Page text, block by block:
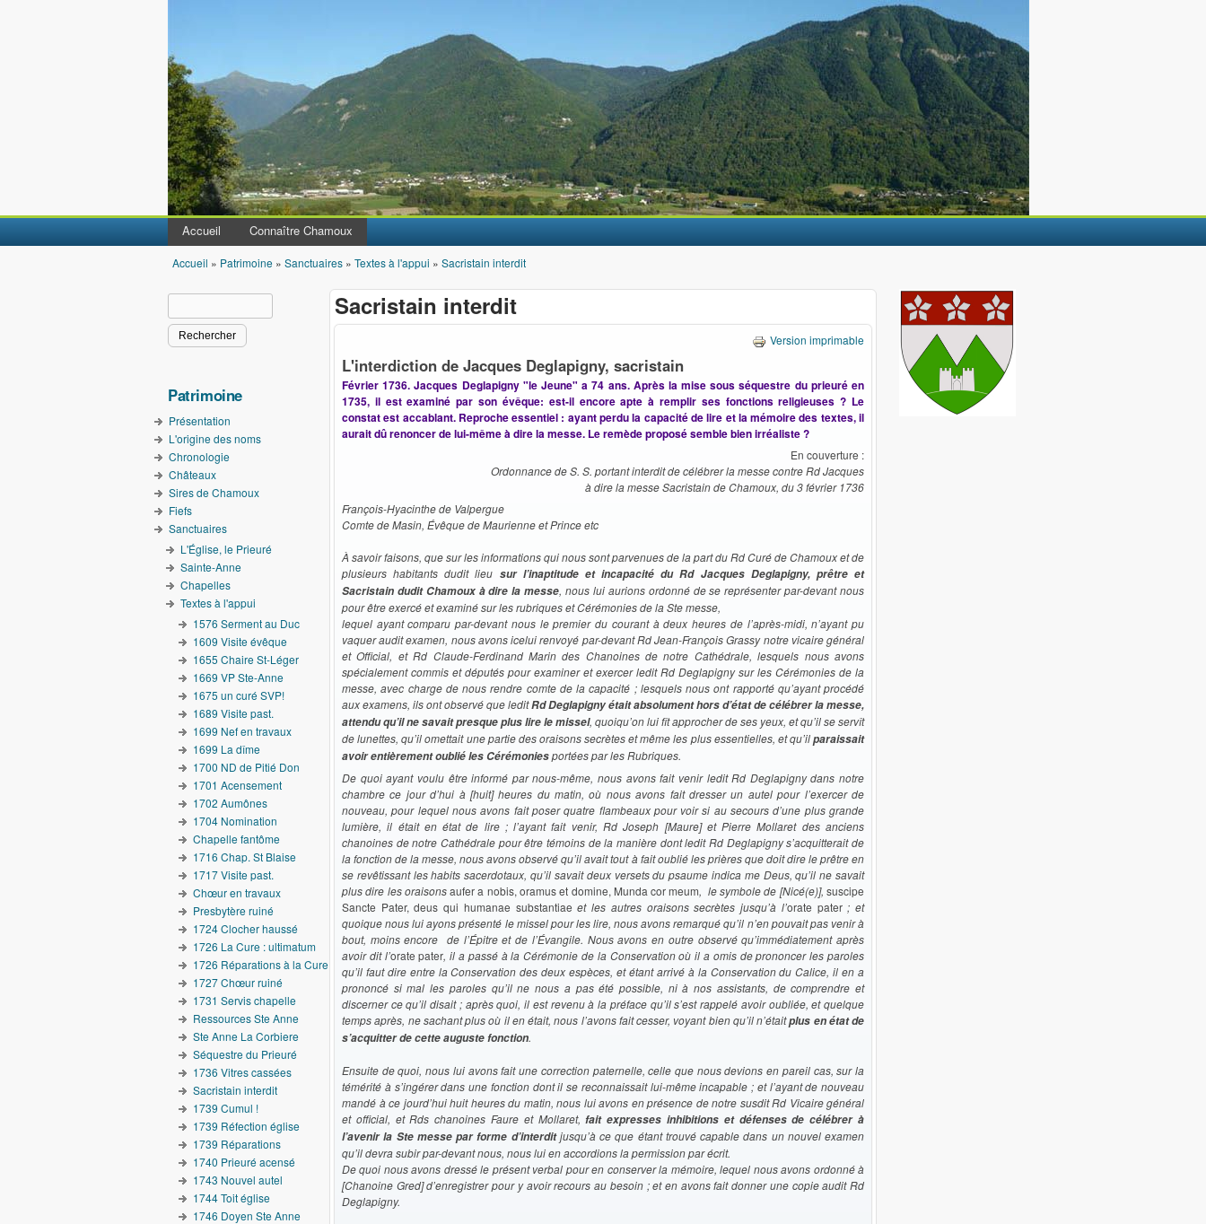
Accueil Connaître Chamoux
Vous êtes ici
Accueil » Patrimoine » Sanctuaires » Textes à l'appui » Sacristain interdit
Sacristain interdit
Version imprimable
L'interdiction de Jacques Deglapigny, sacristain
Février 1736.Jacques Deglapigny "le Jeune" a 74 ans. Après la mise sous séquestre du prieuré en
1735, il est examiné par son évêque: est-il encore apte à remplir ses fonctions religieuses ? Le
constat est accablant. Reproche essentiel : ayant perdu la capacité de lire et la mémoire des textes, il
aurait dû renoncer de lui-même à dire la messe. Le remède proposé semble bien irréaliste ?
En couverture :
Ordonnance de S. S. portant interdit de célébrer la messe contre Rd Jacques
à dire la messe Sacristain de Chamoux, du 3 février 1736
François-Hyacinthe de Valpergue
Comte de Masin, Évêque de Maurienne et Prince etc
À savoir faisons, que sur les informations qui nous sont parvenues de la part du Rd Curé de Chamoux et de
plusieurs habitants dudit lieu sur l’inaptitude et incapacité du Rd Jacques Deglapigny, prêtre et
Sacristain dudit Chamoux à dire la messe, nous lui aurions ordonné de se représenter par-devant nous
pour être exercé et examiné sur les rubriques et Cérémonies de la Ste messe,
lequel ayant comparu par-devant nous le premier du courant à deux heures de l’après-midi, n’ayant pu
vaquer audit examen, nous avons icelui renvoyé par-devant Rd Jean-François Grassy notre vicaire général
et Official, et Rd Claude-Ferdinand Marin des Chanoines de notre Cathédrale, lesquels nous avons
spécialement commis et députés pour examiner et exercer ledit Rd Deglapigny sur les Cérémonies de la
messe, avec charge de nous rendre comte de la capacité ; lesquels nous ont rapporté qu’ayant procédé
aux examens, ils ont observé que leditRd Deglapigny était absolument hors d’état de célébrer la messe,
attendu qu’il ne savait presque plus lire le missel, quoiqu’on lui fît approcher de ses yeux, et qu’il se servît
de lunettes, qu’il omettait une partie des oraisons secrètes et même les plus essentielles, et qu’ilparaissait
avoir entièrement oublié les Cérémoniesportées par les Rubriques.
De quoi ayant voulu être informé par nous-même, nous avons fait venir ledit Rd Deglapigny dans notre
chambre ce jour d’hui à [huit] heures du matin, où nous avons fait dresser un autel pour l’exercer de
nouveau, pour lequel nous avons fait poser quatre flambeaux pour voir si au secours d’une plus grande
lumière, il était en état de lire ; l’ayant fait venir, Rd Joseph [Maure] et Pierre Mollaret des anciens
chanoines de notre Cathédrale pour être témoins de la manière dont ledit Rd Deglapigny s’acquitterait de
la fonction de la messe, nous avons observé qu’il avait tout à fait oublié les prières que doit dire le prêtre en
se revêtissant les habits sacerdotaux, qu’il savait deux versets du psaume indica me Deus, qu’il ne savait
plus dire les oraisonsaufer a nobis, oramus et domine, Munda cor meum, le symbole de [Nicé(e)],suscipe
Sancte Pater, deus qui humanae substantiae et les autres oraisons secrètes jusqu’à l’orate pater; et
quoique nous lui ayons présenté le missel pour les lire, nous avons remarqué qu’il n’en pouvait pas venir à
bout, moins encore de l’Épitre et de l’Évangile. Nous avons en outre observé qu’immédiatement après
avoir dit l’orate pater, il a passé à la Cérémonie de la Conservation où il a omis de prononcer les paroles
qu’il faut dire entre la Conservation des deux espèces, et étant arrivé à la Conservation du Calice, il en a
prononcé si mal les paroles qu’il ne nous a pas été possible, ni à nos assistants, de comprendre et
discerner ce qu’il disait ; après quoi, il est revenu à la préface qu’il s’est rappelé avoir oubliée, et quelque
temps après, ne sachant plus où il en était, nous l’avons fait cesser, voyant bien qu’il n’étaitplus en état de
s’acquitter de cette auguste fonction.
Ensuite de quoi, nous lui avons fait une correction paternelle, celle que nous devions en pareil cas, sur la
témérité à s’ingérer dans une fonction dont il se reconnaissait lui-même incapable ; et l’ayant de nouveau
mandé à ce jourd’hui huit heures du matin, nous lui avons en présence de notre susdit Rd Vicaire général
et official, et Rds chanoines Faure et Mollaret, fait expresses inhibitions et défenses de célébrer à
l’avenir la Ste messe par forme d’interditjusqu’à ce que étant trouvé capable dans un nouvel examen
qu’il devra subir par-devant nous, nous lui en accordions la permission par écrit.
De quoi nous avons dressé le présent verbal pour en conserver la mémoire, lequel nous avons ordonné à
[Chanoine Gred] d’enregistrer pour y avoir recours au besoin ; et en avons fait donner une copie audit Rd
Deglapigny.
Formulaire de recherche
Patrimoine
Présentation
L'origine des noms
Chronologie
Châteaux
Sires de Chamoux
Fiefs
Sanctuaires
L'Église, le Prieuré
Sainte-Anne
Chapelles
Textes à l'appui
1576 Serment au Duc
1609 Visite évêque
1655 Chaire St-Léger
1669 VP Ste-Anne
1675 un curé SVP!
1689 Visite past.
1699 Nef en travaux
1699 La dîme
1700 ND de Pitié Don
1701 Acensement
1702 Aumônes
1704 Nomination
Chapelle fantôme
1716 Chap. St Blaise
1717 Visite past.
Chœur en travaux
Presbytère ruiné
1724 Clocher haussé
1726 La Cure : ultimatum
1726 Réparations à la Cure
1727 Chœur ruiné
1731 Servis chapelle
Ressources Ste Anne
Ste Anne La Corbiere
Séquestre du Prieuré
1736 Vitres cassées
Sacristain interdit
1739 Cumul !
1739 Réfection église
1739 Réparations
1740 Prieuré acensé
1743 Nouvel autel
1744 Toit église
1746 Doyen Ste Anne